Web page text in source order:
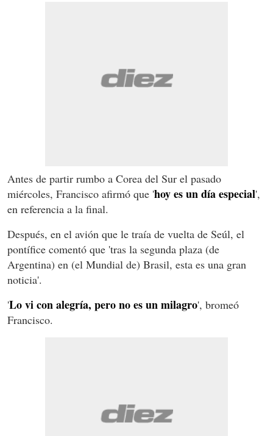
Antes de partir rumbo a Corea del Sur el pasado
miércoles, Francisco afirmó que 'hoy es un día especial',
en referencia a la final.
Después, en el avión que le traía de vuelta de Seúl, el
pontífice comentó que 'tras la segunda plaza (de
Argentina) en (el Mundial de) Brasil, esta es una gran
noticia'.
'Lo vi con alegría, pero no es un milagro', bromeó
Francisco.